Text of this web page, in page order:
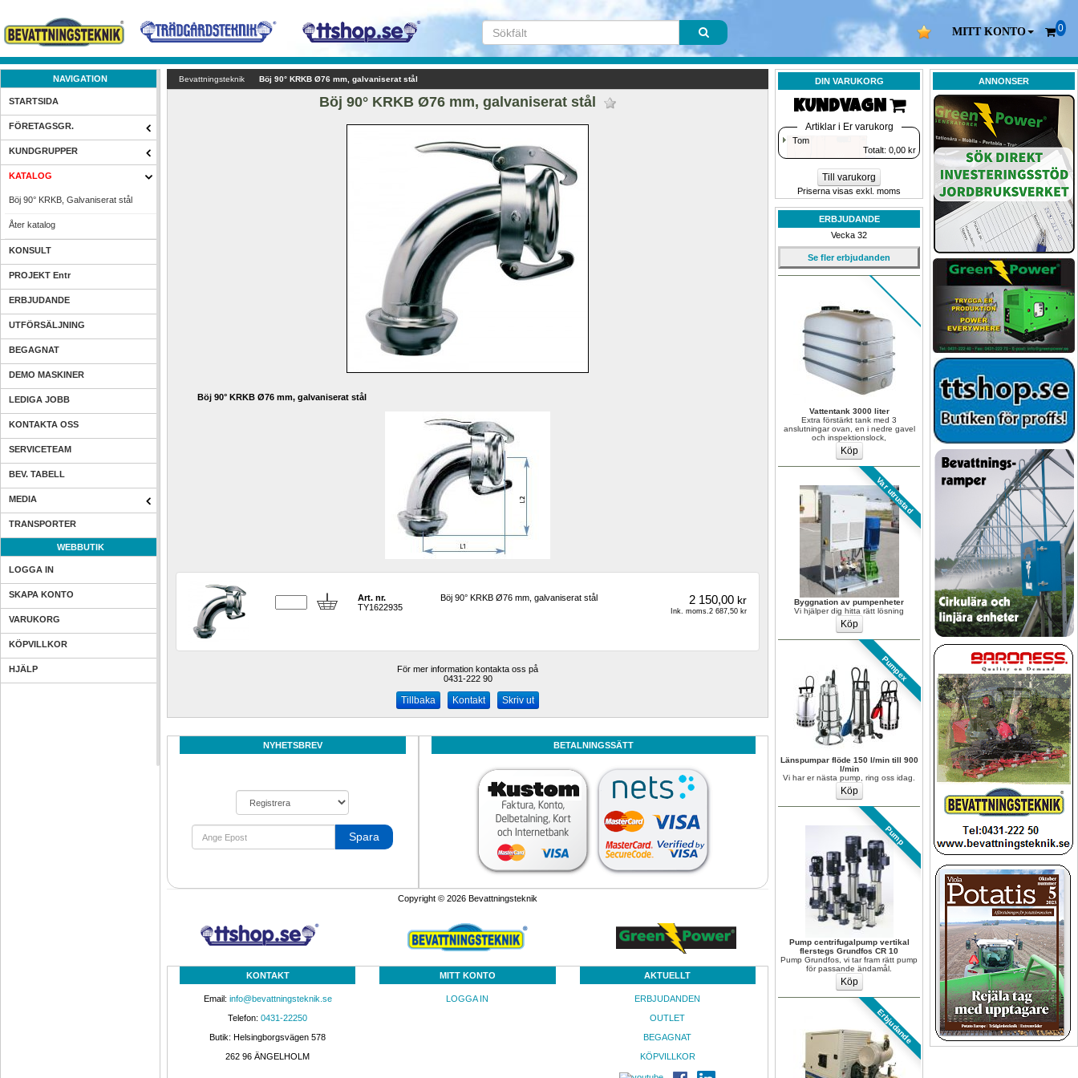
MITT KONTO 0
NAVIGATION
STARTSIDA
FÖRETAGSGR.
KUNDGRUPPER
KATALOG
Böj 90° KRKB, Galvaniserat stål
Åter katalog
KONSULT
PROJEKT Entr
ERBJUDANDE
UTFÖRSÄLJNING
BEGAGNAT
DEMO MASKINER
LEDIGA JOBB
KONTAKTA OSS
SERVICETEAM
BEV. TABELL
MEDIA
TRANSPORTER
WEBBUTIK
LOGGA IN
SKAPA KONTO
VARUKORG
KÖPVILLKOR
HJÄLP
ANNONSER
DIN VARUKORG
KUNDVAGN
Artiklar i Er varukorg
Tom
Totalt: 0,00 kr
Till varukorg
Priserna visas exkl. moms
ERBJUDANDE
Vecka 32
Se fler erbjudanden
Vattentank 3000 liter
Extra förstärkt tank med 3
anslutningar ovan, en i nedre gavel
och inspektionslock,
Var utrustad
Byggnation av pumpenheter
Vi hjälper dig hitta rätt lösning
Pumpex
Länspumpar flöde 150 l/min till 900
l/min
Vi har er nästa pump, ring oss idag.
Pump
Pump centrifugalpump vertikal
flerstegs Grundfos CR 10
Pump Grundfos, vi tar fram rätt pump
för passande ändamål.
Erbjudande
Bevattningsteknik Böj 90° KRKB Ø76 mm, galvaniserat stål
Böj 90° KRKB Ø76 mm, galvaniserat stål
Böj 90° KRKB Ø76 mm, galvaniserat stål
Art. nr.
TY1622935
Böj 90° KRKB Ø76 mm, galvaniserat stål 2 150,00kr
Ink. moms.2 687,50 kr
För mer information kontakta oss på
0431-222 90
Kontakt Skriv ut
NYHETSBREV
Spara
BETALNINGSSÄTT
Copyright © 2026 Bevattningsteknik
KONTAKT
Email: info@bevattningsteknik.se
Telefon: 0431-22250
Butik: Helsingborgsvägen 578
262 96 ÄNGELHOLM
MITT KONTO
LOGGA IN
AKTUELLT
ERBJUDANDEN
OUTLET
BEGAGNAT
KÖPVILLKOR